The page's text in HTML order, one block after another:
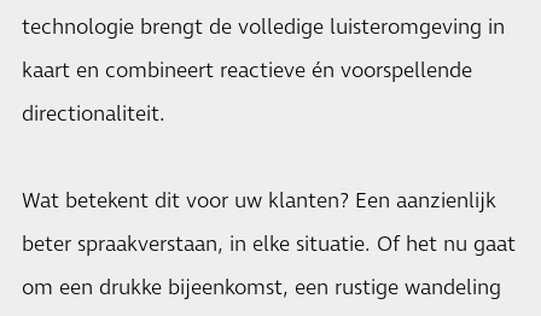
technologie brengt de volledige luisteromgeving in
kaart en combineert reactieve én voorspellende
directionaliteit.
Wat betekent dit voor uw klanten? Een aanzienlijk
beter spraakverstaan, in elke situatie. Of het nu gaat
om een drukke bijeenkomst, een rustige wandeling